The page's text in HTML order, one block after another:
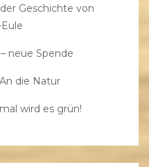
Geschichte von
neue Spende
die Natur
wird es grün!